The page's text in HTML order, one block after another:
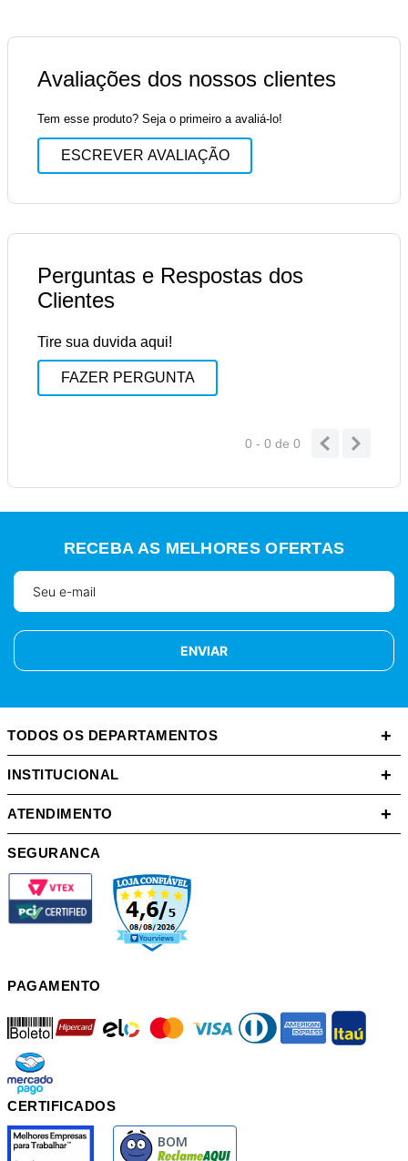
Avaliações dos nossos clientes
Tem esse produto? Seja o primeiro a avaliá-lo!
ESCREVER AVALIAÇÃO
Perguntas e Respostas dos
Clientes
Tire sua duvida aqui!
FAZER PERGUNTA
0 - 0 de 0
RECEBA AS MELHORES OFERTAS
ENVIAR
TODOS OS DEPARTAMENTOS +
INSTITUCIONAL +
ATENDIMENTO +
SEGURANCA
PAGAMENTO
boleto mastercard diners american itau
mercadopago
CERTIFICADOS